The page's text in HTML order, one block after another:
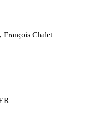
François Chalet